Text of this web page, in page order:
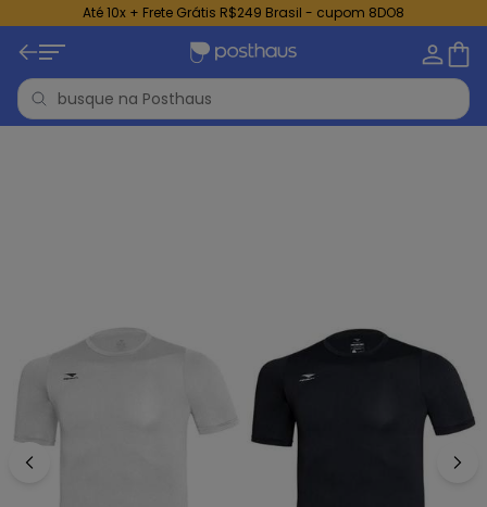
Até 10x + Frete Grátis R$249 Brasil - cupom 8DO8